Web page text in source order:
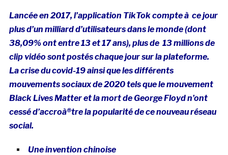
Lancée en 2017, l’application TikTok compte à ce jour
plus d’un milliard d’utilisateurs dans le monde (dont
38,09% ont entre 13 et 17 ans), plus de 13 millions de
clip vidéo sont postés chaque jour sur la plateforme.
La crise du covid-19 ainsi que les différents
mouvements sociaux de 2020 tels que le mouvement
Black Lives Matter et la mort de George Floyd n’ont
cessé d’accroà®tre la popularité de ce nouveau réseau
social.
Une invention chinoise